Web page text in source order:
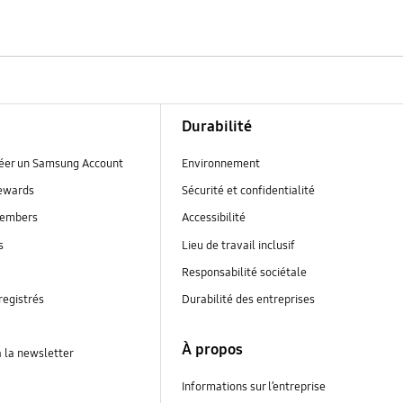
un Samsung Account
la newsletter
Durabilité
Environnement
Sécurité et confidentialité
Accessibilité
Lieu de travail inclusif
Responsabilité sociétale
Durabilité des entreprises
À propos
Informations sur l’entreprise